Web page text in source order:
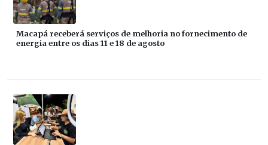
Macapá receberá serviços de melhoria no fornecimento de
energia entre os dias 11 e 18 de agosto